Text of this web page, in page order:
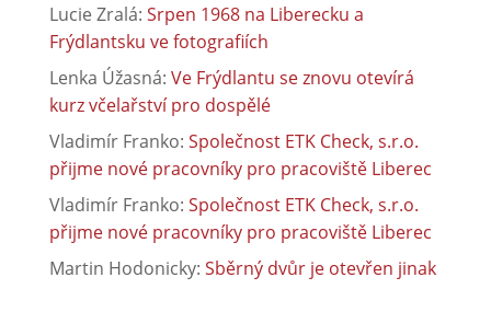
Lucie Zralá: Srpen 1968 na Liberecku a
Frýdlantsku ve fotografiích
Lenka Úžasná: Ve Frýdlantu se znovu otevírá
kurz včelařství pro dospělé
Vladimír Franko: Společnost ETK Check, s.r.o.
přijme nové pracovníky pro pracoviště Liberec
Vladimír Franko: Společnost ETK Check, s.r.o.
přijme nové pracovníky pro pracoviště Liberec
Martin Hodonicky: Sběrný dvůr je otevřen jinak